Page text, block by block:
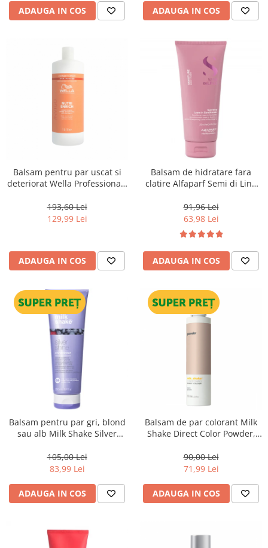
ADAUGA IN COS ADAUGA IN COS
Balsam pentru par uscat si
deteriorat Wella Professionals
193,60 Lei
129,99 Lei
ADAUGA IN COS
Balsam de hidratare fara
clatire Alfaparf Semi di Lino
Conditioner, 200 ml
91,96 Lei
63,98 Lei
ADAUGA IN COS
Balsam pentru par gri, blond
sau alb Milk Shake Silver
105,00 Lei
83,99 Lei
ADAUGA IN COS
Balsam de par colorant Milk
Shake Direct Color Powder,
90,00 Lei
71,99 Lei
ADAUGA IN COS